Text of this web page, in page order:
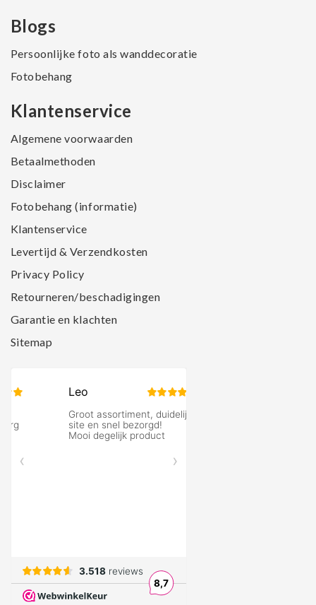
Blogs
Persoonlijke foto als wanddecoratie
Fotobehang
Klantenservice
Algemene voorwaarden
Betaalmethoden
Disclaimer
Fotobehang (informatie)
Klantenservice
Levertijd & Verzendkosten
Privacy Policy
Retourneren/beschadigingen
Garantie en klachten
Sitemap